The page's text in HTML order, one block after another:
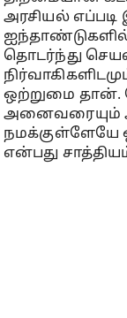
அரசியல்
தொடர்ந்து
ஒற்றுமை தான்.
அனைவரையும்
என்பது